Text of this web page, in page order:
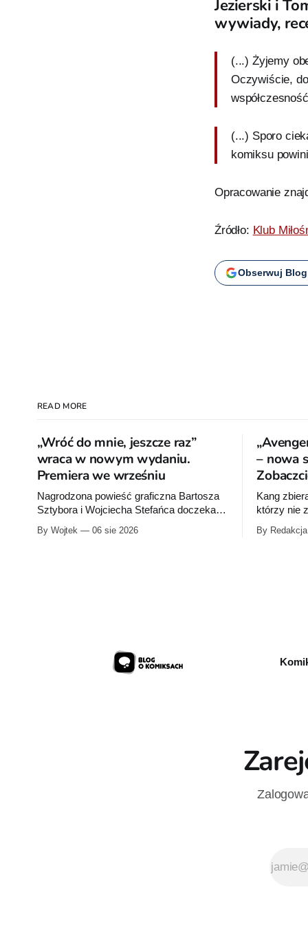
Jezierski i
wywiady,
(...) Żyjemy
Oczywiście,
(...) Sporo
komiksu
Opracowanie
Źródło: Klub
Obserwuj
READ MORE
„Wróć do mnie, jeszcze raz”
wraca w nowym wydaniu.
Premiera we wrześniu
Nagrodzona powieść graficzna Bartosza
Sztybora i Wojciecha Stefańca doczeka
przygotowuje nową edycję albumu „Wróć
By Wojtek 06 sie 2026
– nowa
Kang
którzy nie
By Redakcja